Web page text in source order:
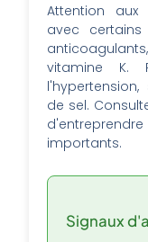
Attention aux
avec
vitamine K.
de sel.
importants.
Signaux